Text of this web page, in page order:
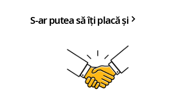
S-ar putea să îți placă și